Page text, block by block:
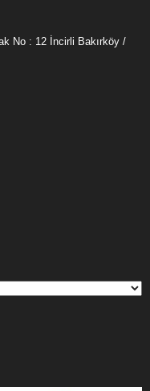
No : 12 İncirli Bakırköy /